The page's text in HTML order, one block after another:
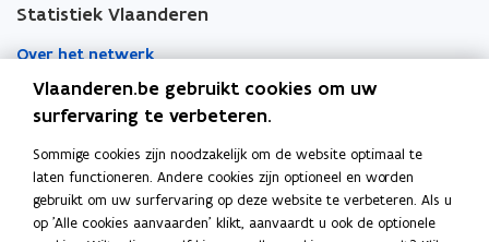
Statistiek Vlaanderen
Over het netwerk
Academische samenwerking
Nieuws
Evenementen
Vlaanderen.be gebruikt cookies om uw
surfervaring te verbeteren.
Sommige cookies zijn noodzakelijk om de website optimaal te
laten functioneren. Andere cookies zijn optioneel en worden
gebruikt om uw surfervaring op deze website te verbeteren. Als u
op 'Alle cookies aanvaarden' klikt, aanvaardt u ook de optionele